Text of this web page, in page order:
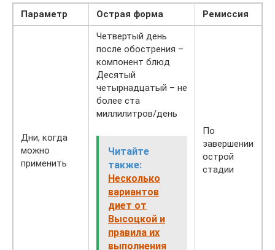
Параметр Острая форма Ремиссия
Дни, когда
можно
применить
Четвертый день
после обострения –
компонент блюд
Десятый
четырнадцатый – не
более ста
миллилитров/день
Читайте
также:
Несколько
вариантов
диет от
Высоцкой и
правила их
выполнения
По
завершении
острой
стадии